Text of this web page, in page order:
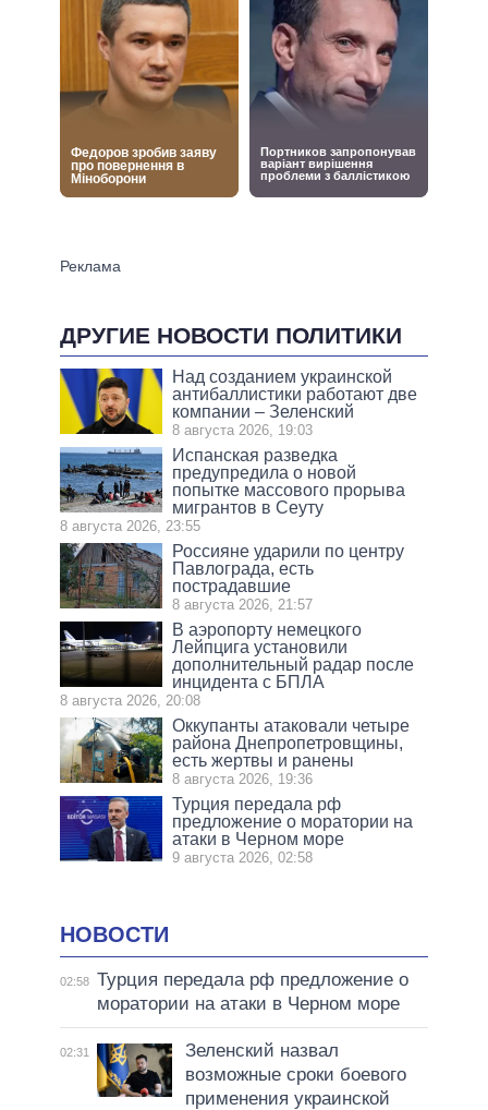
ДРУГИЕ НОВОСТИ ПОЛИТИКИ
Над созданием украинской
антибаллистики работают две
компании – Зеленский
8 августа 2026, 19:03
Испанская разведка
предупредила о новой
попытке массового прорыва
мигрантов в Сеуту
8 августа 2026, 23:55
Россияне ударили по центру
Павлограда, есть
пострадавшие
8 августа 2026, 21:57
В аэропорту немецкого
Лейпцига установили
дополнительный радар после
инцидента с БПЛА
8 августа 2026, 20:08
Оккупанты атаковали четыре
района Днепропетровщины,
есть жертвы и ранены
8 августа 2026, 19:36
Турция передала рф
предложение о моратории на
атаки в Черном море
9 августа 2026, 02:58
НОВОСТИ
02:58 Турция передала рф предложение о
моратории на атаки в Черном море
02:31
Зеленский назвал
возможные сроки боевого
применения украинской